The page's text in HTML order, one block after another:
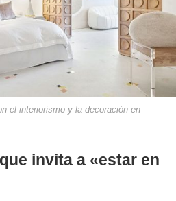
el interiorismo y la decoración en
invita a «estar en